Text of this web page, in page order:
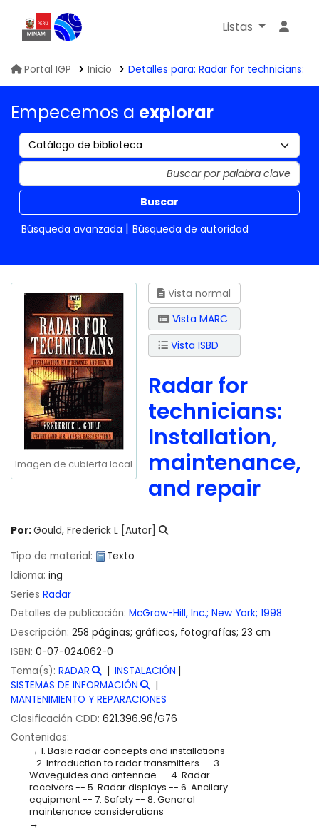
Biblioteca IGP
Listas
Portal IGP Inicio Detalles para: Radar for technicians:
Empecemos a explorar
Buscar
Búsqueda avanzada
Búsqueda de autoridad
Imagen de cubierta local
Vista normal
Vista MARC
Vista ISBD
Radar for
technicians:
Installation,
maintenance,
and repair
Por:Gould, Frederick L [Autor]
Tipo de material:
Texto
Idioma: ing
Series Radar
Detalles de publicación: McGraw-Hill, Inc.; New York; 1998
Descripción: 258 páginas; gráficos, fotografías; 23 cm
ISBN: 0-07-024062-0
Tema(s): RADAR
INSTALACIÓN
SISTEMAS DE INFORMACIÓN
MANTENIMIENTO Y REPARACIONES
Clasificación CDD: 621.396.96/G76
Contenidos:
1. Basic radar concepts and installations -
- 2. Introduction to radar transmitters -- 3.
Waveguides and antennae -- 4. Radar
receivers -- 5. Radar displays -- 6. Ancilary
equipment -- 7. Safety -- 8. General
maintenance considerations